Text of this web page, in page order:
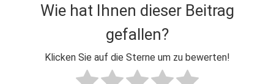
Wie hat Ihnen dieser Beitrag
gefallen?
Klicken Sie auf die Sterne um zu bewerten!